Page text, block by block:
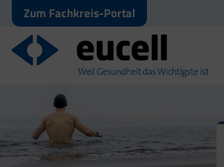
Zum Fachkreis-Portal